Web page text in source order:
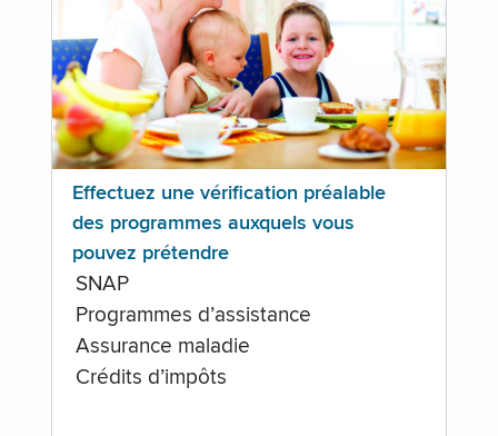
Effectuez une vérification préalable
des programmes auxquels vous
pouvez prétendre
SNAP
Programmes d’assistance
Assurance maladie
Crédits d’impôts